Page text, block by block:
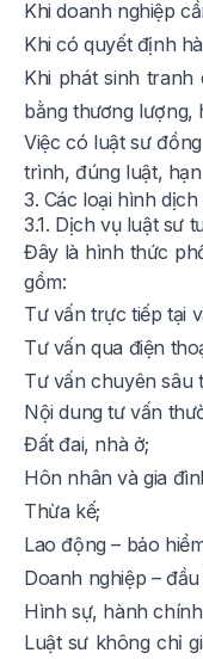
Khi doanh nghiệp
Khi có quyết định
Khi phát sinh tranh
bằng thương lượng,
Việc có luật sư
trình, đúng luật,
3. Các loại hình
3.1. Dịch vụ luật sư
Đây là hình thức
gồm:
Tư vấn trực tiếp tại
Tư vấn qua điện
Tư vấn chuyên sâu
Nội dung tư vấn
Đất đai, nhà ở;
Hôn nhân và gia
Thừa kế;
Lao động – bảo
Doanh nghiệp –
Hình sự, hành
Luật sư không chỉ